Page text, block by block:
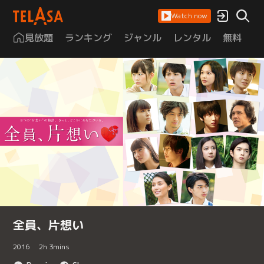
Watch now
見放題 ランキング ジャンル レンタル 無料
全員、片想い
2016 2h 3mins